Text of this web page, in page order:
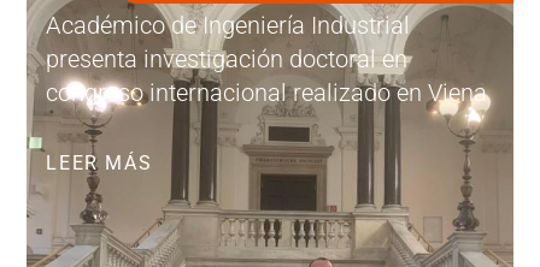
Académico de Ingeniería Industrial
presenta investigación doctoral en
congreso internacional realizado en Viena
LEER MÁS